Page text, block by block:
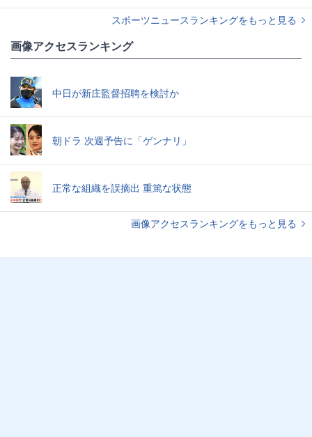
スポーツニュースランキングをもっと見る
画像アクセスランキング
中日が新庄監督招聘を検討か
朝ドラ 次週予告に「ゲンナリ」
正常な組織を誤摘出 重篤な状態
画像アクセスランキングをもっと見る